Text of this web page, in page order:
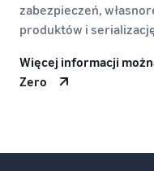
zabezpieczeń,
produktów i
Więcej informacji
Zero